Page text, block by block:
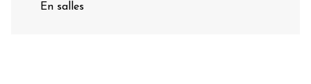
En salles